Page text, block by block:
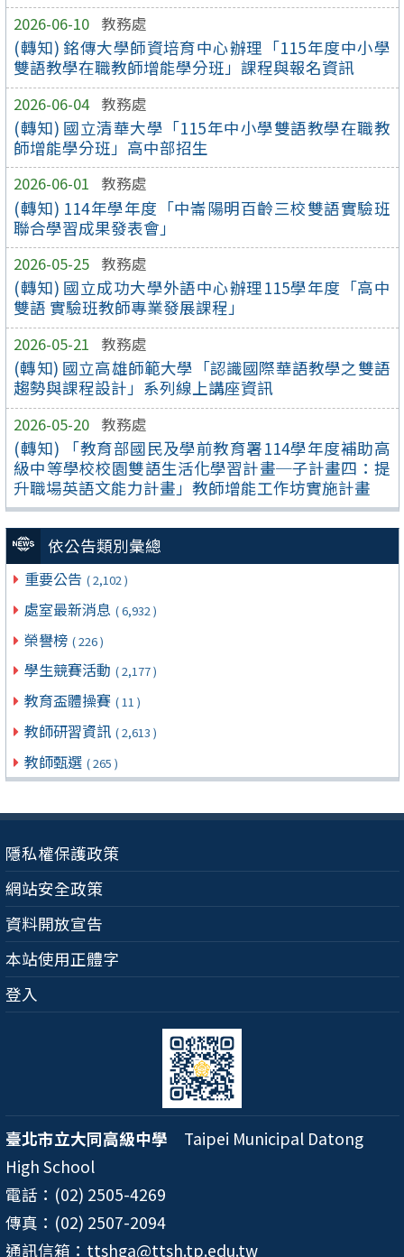
2026-06-10 教務處
(轉知) 銘傳大學師資培育中心辦理「115年度中小學
雙語教學在職教師增能學分班」課程與報名資訊
2026-06-04 教務處
(轉知) 國立清華大學「115年中小學雙語教學在職教
師增能學分班」高中部招生
2026-06-01 教務處
(轉知) 114年學年度「中崙陽明百齡三校雙語實驗班
聯合學習成果發表會」
2026-05-25 教務處
(轉知) 國立成功大學外語中心辦理115學年度「高中
雙語 實驗班教師專業發展課程」
2026-05-21 教務處
(轉知) 國立高雄師範大學「認識國際華語教學之雙語
趨勢與課程設計」系列線上講座資訊
2026-05-20 教務處
(轉知) 「教育部國民及學前教育署114學年度補助高
級中等學校校園雙語生活化學習計畫─子計畫四：提
升職場英語文能力計畫」教師增能工作坊實施計畫
依公告類別彙總
重要公告 ( 2,102 )
處室最新消息 ( 6,932 )
榮譽榜 ( 226 )
學生競賽活動 ( 2,177 )
教育盃體操賽 ( 11 )
教師研習資訊 ( 2,613 )
教師甄選 ( 265 )
隱私權保護政策
網站安全政策
資料開放宣告
本站使用正體字
登入
臺北市立大同高級中學 Taipei Municipal Datong
High School
電話：(02) 2505-4269
傳真：(02) 2507-2094
通訊信箱：ttshga@ttsh.tp.edu.tw